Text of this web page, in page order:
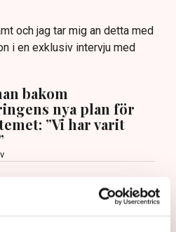
och jag tar mig an detta med
i en exklusiv intervju med
bakom
nya plan för
”Vi har varit
göra för att skapa